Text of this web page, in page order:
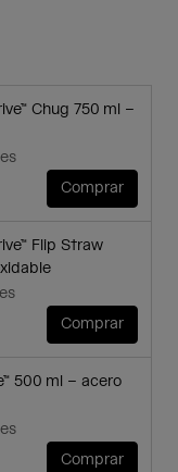
Chug 750 ml –
Comprar
Flip Straw
Comprar
500 ml – acero
Comprar